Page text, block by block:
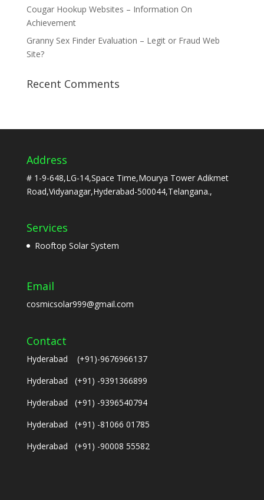
Cougar Hookup Websites – Information On
Achievement
Granny Sex Finder Evaluation – Legit or Fraud Web
Site?
Recent Comments
Address
# 1-9-648,LG-14,Space Time,Mourya Tower Adikmet
Road,Vidyanagar,Hyderabad-500044,Telangana.,
Services
Rooftop Solar System
Email
cosmicsolar999@gmail.com
Contact
Hyderabad (+91)-9676966137
Hyderabad (+91) -9391366899
Hyderabad (+91) -9396540794
Hyderabad (+91) -81066 01785
Hyderabad (+91) -90008 55582